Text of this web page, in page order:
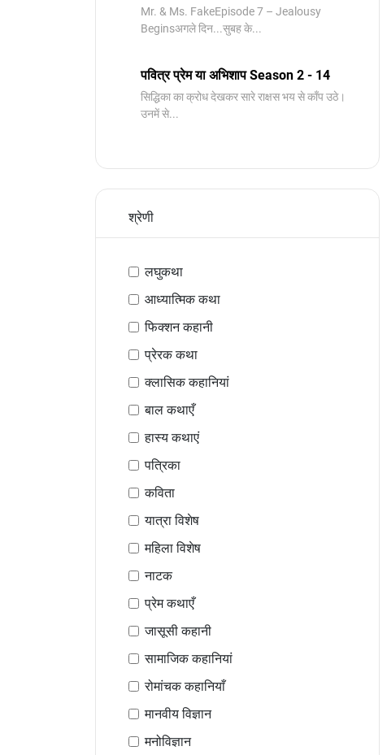
Mr. & Ms. FakeEpisode 7 – Jealousy
Beginsअगले दिन...सुबह के...
पवित्र प्रेम या अभिशाप Season 2 - 14
सिद्धिका का क्रोध देखकर सारे राक्षस भय से काँप उठे।
उनमें से...
श्रेणी
लघुकथा
आध्यात्मिक कथा
फिक्शन कहानी
प्रेरक कथा
क्लासिक कहानियां
बाल कथाएँ
हास्य कथाएं
पत्रिका
कविता
यात्रा विशेष
महिला विशेष
नाटक
प्रेम कथाएँ
जासूसी कहानी
सामाजिक कहानियां
रोमांचक कहानियाँ
मानवीय विज्ञान
मनोविज्ञान